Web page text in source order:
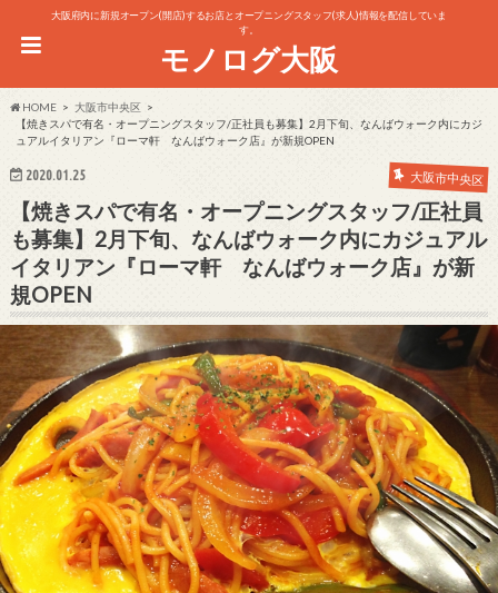
大阪府内に新規オープン(開店)するお店とオープニングスタッフ(求人)情報を配信していま
す。
モノログ大阪
HOME
大阪市中央区
【焼きスパで有名・オープニングスタッフ/正社員も募集】2月下旬、なんばウォーク内にカジ
ュアルイタリアン『ローマ軒 なんばウォーク店』が新規OPEN
2020.01.25 大阪市中央区
【焼きスパで有名・オープニングスタッフ/正社員
も募集】2月下旬、なんばウォーク内にカジュアル
イタリアン『ローマ軒 なんばウォーク店』が新
規OPEN